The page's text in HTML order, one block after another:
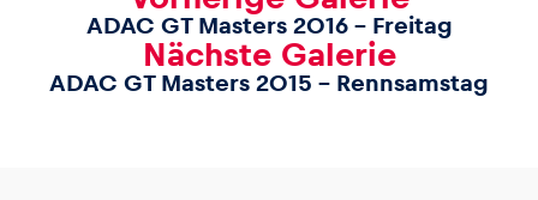
ADAC GT Masters 2016 – Freitag
Nächste Galerie
ADAC GT Masters 2015 – Rennsamstag